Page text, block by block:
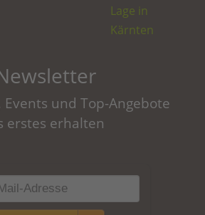
Lage in
Kärnten
Events und Top-Angebote
erstes erhalten